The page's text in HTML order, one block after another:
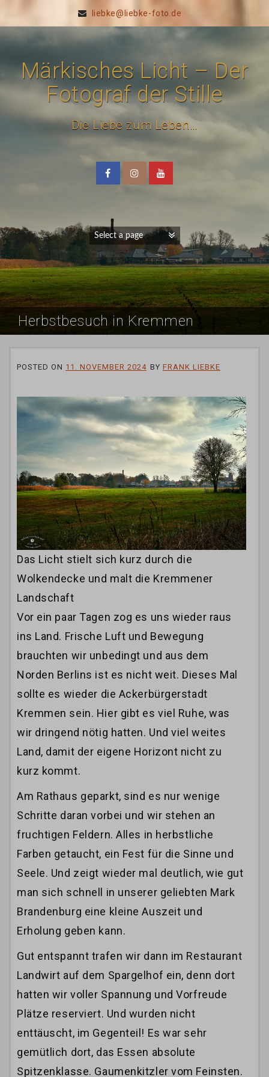
liebke@liebke-foto.de
Märkisches Licht – Der
Fotograf der Stille
Die Liebe zum Leben…
Herbstbesuch in Kremmen
POSTED ON 11. NOVEMBER 2024 BY FRANK LIEBKE
Das Licht stielt sich kurz durch die
Wolkendecke und malt die Kremmener
Landschaft
Vor ein paar Tagen zog es uns wieder raus
ins Land. Frische Luft und Bewegung
brauchten wir unbedingt und aus dem
Norden Berlins ist es nicht weit. Dieses Mal
sollte es wieder die Ackerbürgerstadt
Kremmen sein. Hier gibt es viel Ruhe, was
wir dringend nötig hatten. Und viel weites
Land, damit der eigene Horizont nicht zu
kurz kommt.
Am Rathaus geparkt, sind es nur wenige
Schritte daran vorbei und wir stehen an
fruchtigen Feldern. Alles in herbstliche
Farben getaucht, ein Fest für die Sinne und
Seele. Und zeigt wieder mal deutlich, wie gut
man sich schnell in unserer geliebten Mark
Brandenburg eine kleine Auszeit und
Erholung geben kann.
Gut entspannt trafen wir dann im Restaurant
Landwirt auf dem Spargelhof ein, denn dort
hatten wir voller Spannung und Vorfreude
Plätze reserviert. Und wurden nicht
enttäuscht, im Gegenteil! Es war sehr
gemütlich dort, das Essen absolute
Spitzenklasse. Gaumenkitzler vom Feinsten.